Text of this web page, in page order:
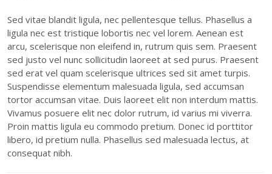
Sed vitae blandit ligula, nec pellentesque tellus. Phasellus a
ligula nec est tristique lobortis nec vel lorem. Aenean est
arcu, scelerisque non eleifend in, rutrum quis sem. Praesent
sed justo vel nunc sollicitudin laoreet at sed purus. Praesent
sed erat vel quam scelerisque ultrices sed sit amet turpis.
Suspendisse elementum malesuada ligula, sed accumsan
tortor accumsan vitae. Duis laoreet elit non interdum mattis.
Vivamus posuere elit nec dolor rutrum, id varius mi viverra.
Proin mattis ligula eu commodo pretium. Donec id porttitor
libero, id pretium nulla. Phasellus sed malesuada lectus, at
consequat nibh.